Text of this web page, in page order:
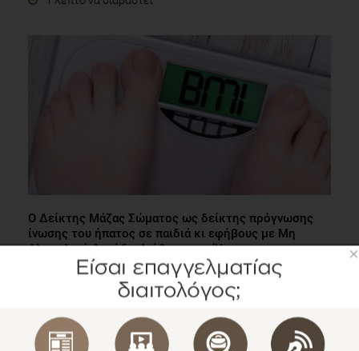
Ο Δείκτης Μάζας Σώματος ως δείκτης πρόγνωσης
ίνωσης του ήπατος σε παιδιά κι εφήβους με Μη
Αλκοολική Λιπώδη Διήθηση του Ήπατος
Επιστημονικά Νέα
1 λεπτό να διαβαστεί
×